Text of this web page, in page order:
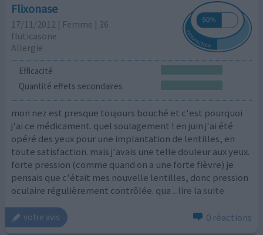
Flixonase
17/11/2012 | Femme | 36
fluticasone
Allergie
Efficacité
Quantité effets secondaires
mon nez est presque toujours bouché et c'est pourquoi
j'ai ce médicament. quel soulagement ! en juin j'ai été
opéré des yeux pour une implantation de lentilles, en
toute satisfaction. mais j'avais une telle douleur aux yeux.
forte pression (comme quand on a une forte fièvre) je
pensais que c'était mes nouvelle lentilles, donc pression
oculaire régulièrement contrôlée. qua ...lire la suite
votre avis 0 réactions